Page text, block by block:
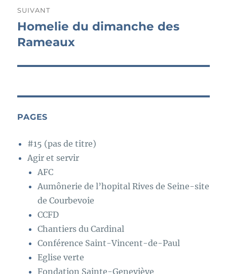
SUIVANT
Publication
suivante :
Homelie du dimanche des
Rameaux
PAGES
#15 (pas de titre)
Agir et servir
AFC
Aumônerie de l’hopital Rives de Seine-site
de Courbevoie
CCFD
Chantiers du Cardinal
Conférence Saint-Vincent-de-Paul
Eglise verte
Fondation Sainte-Geneviève